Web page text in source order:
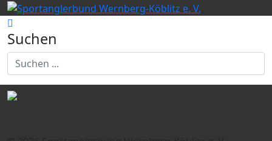
Suchen